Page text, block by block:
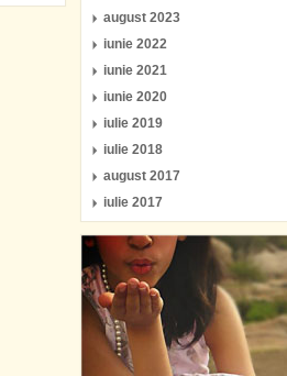
august 2023
iunie 2022
iunie 2021
iunie 2020
iulie 2019
iulie 2018
august 2017
iulie 2017